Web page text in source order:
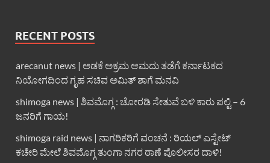
RECENT POSTS
arecanut news | ಅಡಕೆ ಅಕ್ರಮ ಆಮದು ತಡೆಗೆ ಕರ್ನಾಟಕದ
ನಿಯೋಗದಿಂದ ಗೃಹ ಸಚಿವ ಅಮಿತ್ ಶಾಗೆ ಮನವಿ
shimoga news | ಶಿವಮೊಗ್ಗ : ಚೋರಡಿ ಸೇತುವೆ ಬಳಿ ಕಾರು ಪಲ್ಟಿ – 6
ಜನರಿಗೆ ಗಾಯ!
shimoga raid news | ನಾಗರಿಕರಿಗೆ ವಂಚನೆ : ರಿಯಲ್ ಎಸ್ಟೇಟ್
ಕಚೇರಿ ಮೇಲೆ ಶಿವಮೊಗ್ಗ ತುಂಗಾ ನಗರ ಠಾಣೆ ಪೊಲೀಸರ ದಾಳಿ!